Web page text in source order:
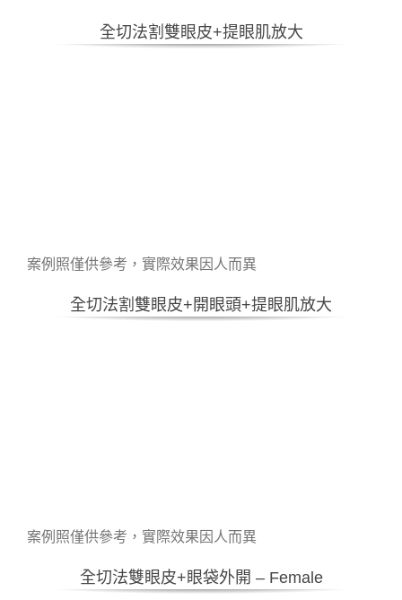
全切法割雙眼皮+提眼肌放大
案例照僅供參考，實際效果因人而異
全切法割雙眼皮+開眼頭+提眼肌放大
案例照僅供參考，實際效果因人而異
全切法雙眼皮+眼袋外開 – Female